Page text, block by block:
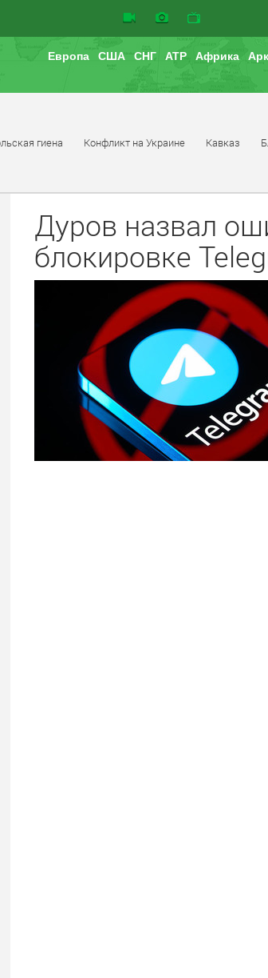
Европа США СНГ АТР Африка
гиена Конфликт на Украине Кавказ
Дуров назвал
блокировке